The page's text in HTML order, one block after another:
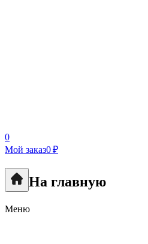
0
Мой заказ0 ₽
На главную
Меню